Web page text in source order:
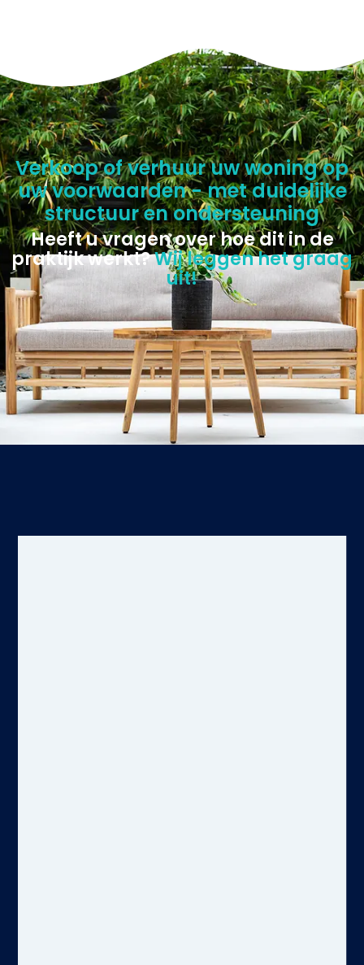
Verkoop of verhuur uw woning op
uw voorwaarden - met duidelijke
structuur en ondersteuning
Heeft u vragen over hoe dit in de
praktijk werkt?Wij leggen het graag
uit!